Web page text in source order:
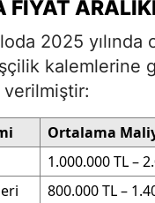
FIYAT
2025 yılında
kalemlerine
Ortalama
1.000.000 TL –
800.000 TL –